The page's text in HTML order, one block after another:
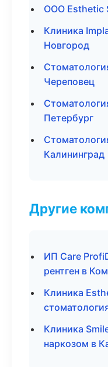
ООО Esthetic
Клиника
Новгород
Череповец
Петербург
Калининград
Другие
ИП Care
рентген в
Клиника
Клиника
наркозом в